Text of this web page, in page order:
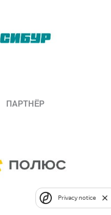
ПАРТНЁР
Privacy notice